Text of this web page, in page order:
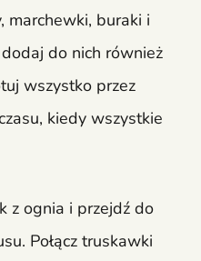
marchewki, buraki i
do nich również
wszystko przez
kiedy wszystkie
z ognia i przejdź do
Połącz truskawki